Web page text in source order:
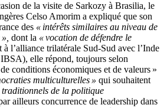
de la visite de Sarkozy à Brasilia, le
Celso Amorim a expliqué que son
des « intérêts similaires au niveau de
dont la « vocation de défendre le
à l’alliance trilatérale Sud-Sud avec l’Inde
elle répond, toujours selon
conditions économiques et de valeurs »
multiculturelles » qui souhaitent
traditionnels de la politique
ailleurs concurrence de leadership dans